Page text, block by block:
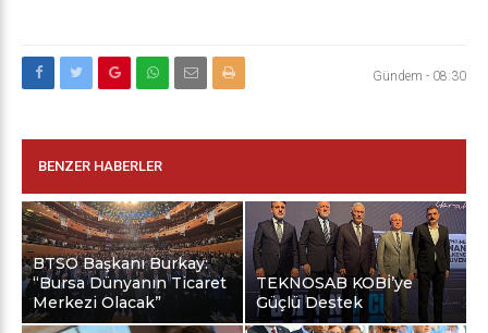
Gündem - 08:30
BENZER HABERLER
BTSO Başkanı Burkay:
“Bursa Dünyanın Ticaret
Merkezi Olacak”
TEKNOSAB KOBİ’ye
Güçlü Destek